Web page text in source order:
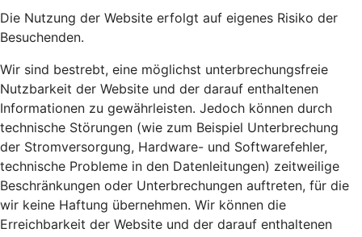
Die Nutzung der Website erfolgt auf eigenes Risiko der
Besuchenden.
Wir sind bestrebt, eine möglichst unterbrechungsfreie
Nutzbarkeit der Website und der darauf enthaltenen
Informationen zu gewährleisten. Jedoch können durch
technische Störungen (wie zum Beispiel Unterbrechung
der Stromversorgung, Hardware- und Softwarefehler,
technische Probleme in den Datenleitungen) zeitweilige
Beschränkungen oder Unterbrechungen auftreten, für die
wir keine Haftung übernehmen. Wir können die
Erreichbarkeit der Website und der darauf enthaltenen